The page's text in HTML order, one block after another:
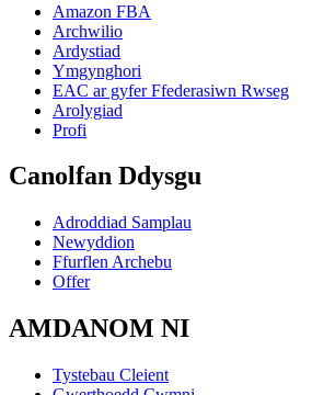
Amazon FBA
Archwilio
Ardystiad
Ymgynghori
EAC ar gyfer Ffederasiwn Rwseg
Arolygiad
Profi
Canolfan Ddysgu
Adroddiad Samplau
Newyddion
Ffurflen Archebu
Offer
AMDANOM NI
Tystebau Cleient